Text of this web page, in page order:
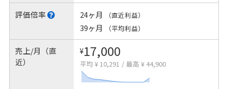
評価倍率 24ヶ月 （直近利益）
39ヶ月 （平均利益）
売上/月（直
近）
¥17,000
平均 ¥ 10,291 / 最高 ¥ 44,900